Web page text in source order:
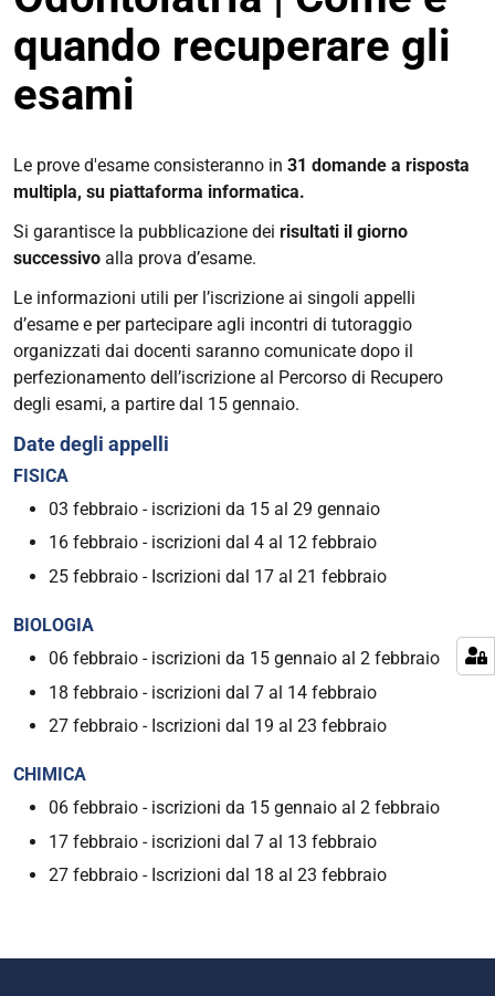
quando recuperare gli
esami
Le prove d'esame consisteranno in 31 domande a risposta
multipla, su piattaforma informatica.
Si garantisce la pubblicazione dei risultati il giorno
successivo alla prova d’esame.
Le informazioni utili per l’iscrizione ai singoli appelli
d’esame e per partecipare agli incontri di tutoraggio
organizzati dai docenti saranno comunicate dopo il
perfezionamento dell’iscrizione al Percorso di Recupero
degli esami, a partire dal 15 gennaio.
Date degli appelli
FISICA
03 febbraio - iscrizioni da 15 al 29 gennaio
16 febbraio - iscrizioni dal 4 al 12 febbraio
25 febbraio - Iscrizioni dal 17 al 21 febbraio
BIOLOGIA
06 febbraio - iscrizioni da 15 gennaio al 2 febbraio
18 febbraio - iscrizioni dal 7 al 14 febbraio
27 febbraio - Iscrizioni dal 19 al 23 febbraio
CHIMICA
06 febbraio - iscrizioni da 15 gennaio al 2 febbraio
17 febbraio - iscrizioni dal 7 al 13 febbraio
27 febbraio - Iscrizioni dal 18 al 23 febbraio